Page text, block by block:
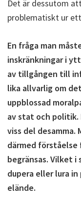
Det är dessutom
problematiskt ur
En fråga man
inskränkningar i
av tillgången till
lika allvarlig om
uppblossad
av stat och
viss del desamma.
därmed
begränsas. Vilket
dupera eller lura
elände.